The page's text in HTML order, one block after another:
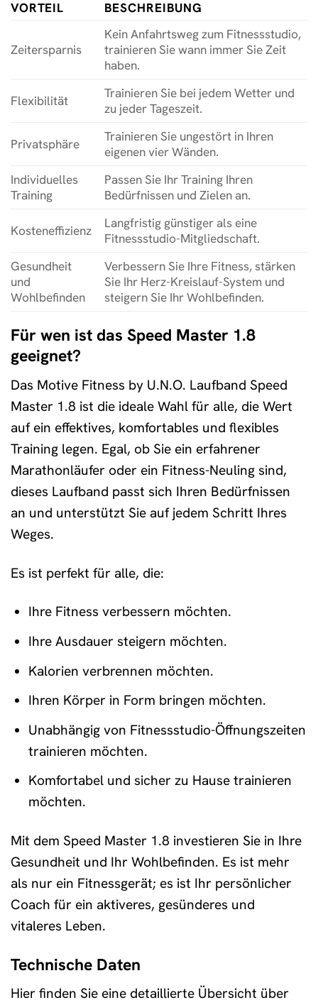
VORTEIL BESCHREIBUNG
Zeitersparnis
Kein Anfahrtsweg zum Fitnessstudio,
trainieren Sie wann immer Sie Zeit
haben.
Flexibilität
Trainieren Sie bei jedem Wetter und
zu jeder Tageszeit.
Privatsphäre
Trainieren Sie ungestört in Ihren
eigenen vier Wänden.
Individuelles
Training
Passen Sie Ihr Training Ihren
Bedürfnissen und Zielen an.
Kosteneffizienz
Langfristig günstiger als eine
Fitnessstudio-Mitgliedschaft.
Gesundheit
und
Wohlbefinden
Verbessern Sie Ihre Fitness, stärken
Sie Ihr Herz-Kreislauf-System und
steigern Sie Ihr Wohlbefinden.
Für wen ist das Speed Master 1.8
geeignet?
Das Motive Fitness by U.N.O. Laufband Speed
Master 1.8 ist die ideale Wahl für alle, die Wert
auf ein effektives, komfortables und flexibles
Training legen. Egal, ob Sie ein erfahrener
Marathonläufer oder ein Fitness-Neuling sind,
dieses Laufband passt sich Ihren Bedürfnissen
an und unterstützt Sie auf jedem Schritt Ihres
Weges.
Es ist perfekt für alle, die:
Ihre Fitness verbessern möchten.
Ihre Ausdauer steigern möchten.
Kalorien verbrennen möchten.
Ihren Körper in Form bringen möchten.
Unabhängig von Fitnessstudio-Öffnungszeiten
trainieren möchten.
Komfortabel und sicher zu Hause trainieren
möchten.
Mit dem Speed Master 1.8 investieren Sie in Ihre
Gesundheit und Ihr Wohlbefinden. Es ist mehr
als nur ein Fitnessgerät; es ist Ihr persönlicher
Coach für ein aktiveres, gesünderes und
vitaleres Leben.
Technische Daten
Hier finden Sie eine detaillierte Übersicht über